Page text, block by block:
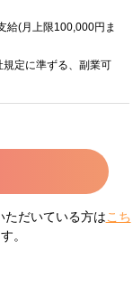
給(月上限100,000円ま
定に準ずる、副業可
ただいている方はこち
。